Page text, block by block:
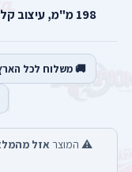
198 מ"מ, עיצוב קל, מעגל הגנה על הסוללה מבית מקיטה.
🚚 משלוח לכל
⚠️ המוצר אזל